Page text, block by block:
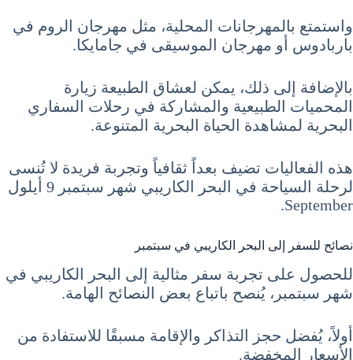
واستمتع بالمهرجانات المحلية، مثل مهرجان الروم في
باربادوس أو مهرجان الموسيقى في جامايكا.
بالإضافة إلى ذلك، يمكن لعشاق الطبيعة زيارة
المحميات الطبيعية والمشاركة في رحلات السفاري
البحرية لمشاهدة الحياة البحرية المتنوعة.
هذه الفعاليات تضيف بعداً ثقافياً وتجربة فريدة لا تُنسى
لرحلة السياحة في البحر الكاريبي شهر سبتمبر 9 أيلول
September.
نصائح للسفر إلى البحر الكاريبي في سبتمبر
للحصول على تجربة سفر مثالية إلى البحر الكاريبي في
شهر سبتمبر، يُنصح باتباع بعض النصائح الهامة.
أولاً، يُفضل حجز التذاكر والإقامة مسبقًا للاستفادة من
الأسعار المخفضة.